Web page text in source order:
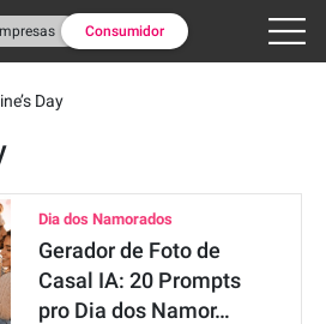
Consumidor
Day
Dia dos Namorados
Gerador de Foto de
Casal IA: 20 Prompts
pro Dia dos Namor…